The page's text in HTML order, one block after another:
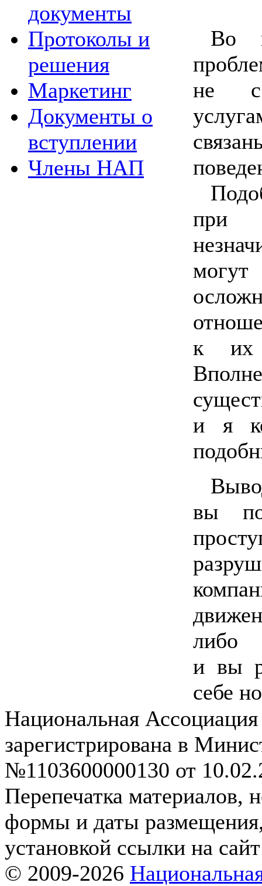
документы
Протоколы и
решения
Маркетинг
Документы о
вступлении
Члены НАП
Во
не с
к их
и я
вы
и вы
себе
Национальная
зарегистрирована в
№1103600000130 от
Перепечатка материалов,
формы и даты
установкой ссылки на
© 2009-2026